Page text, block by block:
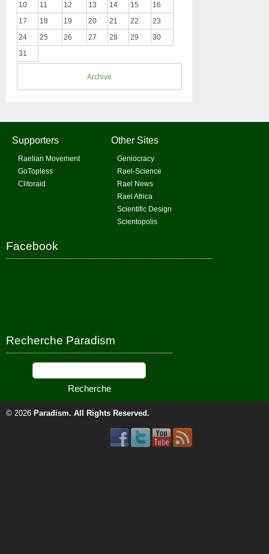
10
11 12 13 14 15
16
17
18 19 20 21 22
23
24
25 26 27 28 29
30
31
Archive
Supporters
Raelian Movement
GoTopless
Clitoraid
Other Sites
Geniocracy
Rael-Science
Rael News
Rael Africa
Scientific Design
Scientopolis
Facebook
Recherche Paradism
© 2026 Paradism. All Rights Reserved.